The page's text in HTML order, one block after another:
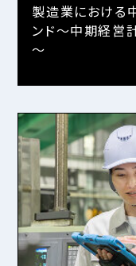
製造業における
ンド～中期経営
～